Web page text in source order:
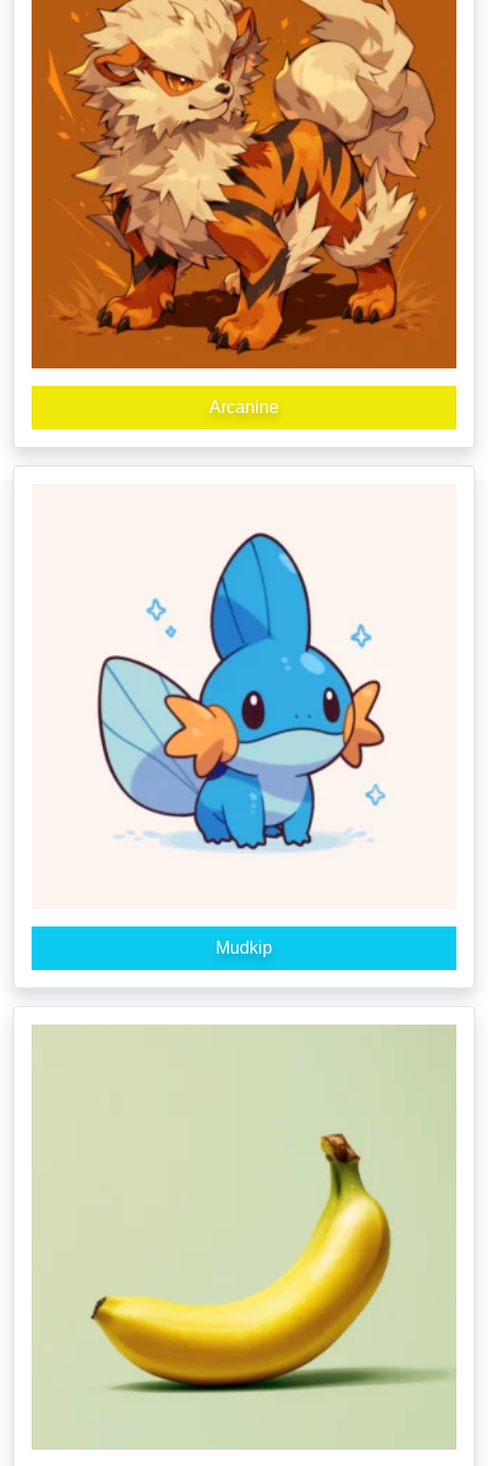
Arcanine
Mudkip